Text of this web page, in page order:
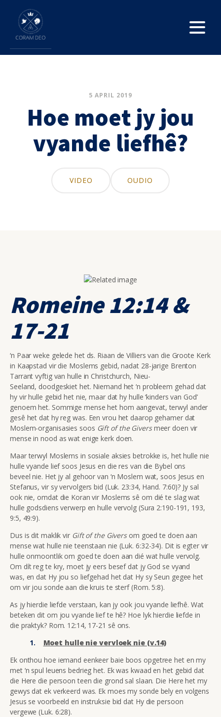
5 APRIL 2019
Hoe moet jy jou
vyande liefhê?
VIDEO OUDIO
Romeine 12:14 &
17-21
‘n Paar weke gelede het ds. Riaan de Villiers van die Groote Kerk
in Kaapstad vir die Moslems gebid, nadat 28-jarige Brenton
Tarrant vyftig van hulle in Christchurch, Nieu-
Seeland, doodgeskiet het. Niemand het ‘n probleem gehad dat
hy vir hulle gebid het nie, maar dat hy hulle ‘kinders van God’
genoem het. Sommige mense het hom aangevat, terwyl ander
gesê het dat hy reg was. Een vrou het daarop gehamer dat
Moslem-organisasies soos Gift of the Giversmeer doen vir
mense in nood as wat enige kerk doen.
Maar terwyl Moslems in sosiale aksies betrokke is, het hulle nie
hulle vyande lief soos Jesus en die res van die Bybel ons
beveel nie. Het jy al gehoor van ‘n Moslem wat, soos Jesus en
Stefanus, vir sy vervolgers bid (Luk. 23:34, Hand. 7:60)? Jy sal
ook nie, omdat die Koran vir Moslems sê om dié te slag wat
hulle godsdiens verwerp en hulle vervolg (Sura 2:190-191, 193,
9:5, 49:9).
Dus is dit maklik vir Gift of the Givers om goed te doen aan
mense wat hulle nie teenstaan nie (Luk. 6:32-34). Dit is egter vir
hulle onmoontlik om goed te doen aan dié wat hulle vervolg.
Om dít reg te kry, moet jy eers besef dat jy God se vyand
was, en dat Hy jou so liefgehad het dat Hy sy Seun gegee het
om vir jou sonde aan die kruis te sterf (Rom. 5:8).
As jy hierdie liefde verstaan, kan jy ook jou vyande liefhê. Wat
beteken dit om jou vyande lief te hê? Hoe lyk hierdie liefde in
die praktyk? Rom. 12:14, 17-21 sê ons.
Moet hulle nie vervloek nie (v.14)
Ek onthou hoe iemand eenkeer baie boos opgetree het en my
met ‘n spul leuens bedrieg het. Ek was kwaad en het gebid dat
die Here die persoon teen die grond sal slaan. Die Here het my
gewys dat ek verkeerd was. Ek moes my sonde bely en volgens
Jesus se voorbeeld en instruksie bid dat Hy die persoon
vergewe (Luk. 6:28).